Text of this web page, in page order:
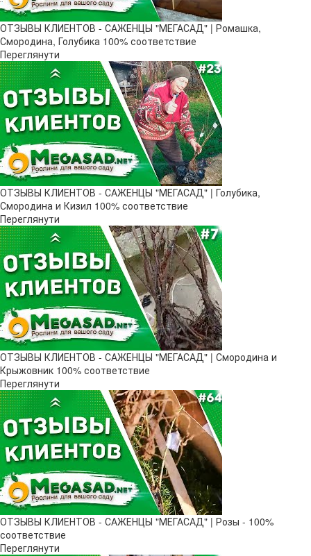
ОТЗЫВЫ КЛИЕНТОВ - САЖЕНЦЫ "МЕГАСАД" | Ромашка,
Смородина, Голубика 100% соответствие
Переглянути
ОТЗЫВЫ КЛИЕНТОВ - САЖЕНЦЫ "МЕГАСАД" | Голубика,
Смородина и Кизил 100% соответствие
Переглянути
ОТЗЫВЫ КЛИЕНТОВ - САЖЕНЦЫ "МЕГАСАД" | Смородина и
Крыжовник 100% соответствие
Переглянути
ОТЗЫВЫ КЛИЕНТОВ - САЖЕНЦЫ "МЕГАСАД" | Розы - 100%
соответствие
Переглянути